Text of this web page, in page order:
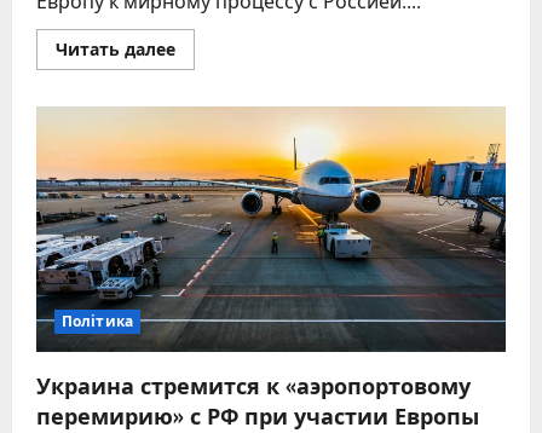
Читать далееПрочитать
больше
предложить
РФ
«аэропортовое
перемирие»
при
участии
Европы
Політика
Украина стремится к «аэропортовому
перемирию» с РФ при участии Европы